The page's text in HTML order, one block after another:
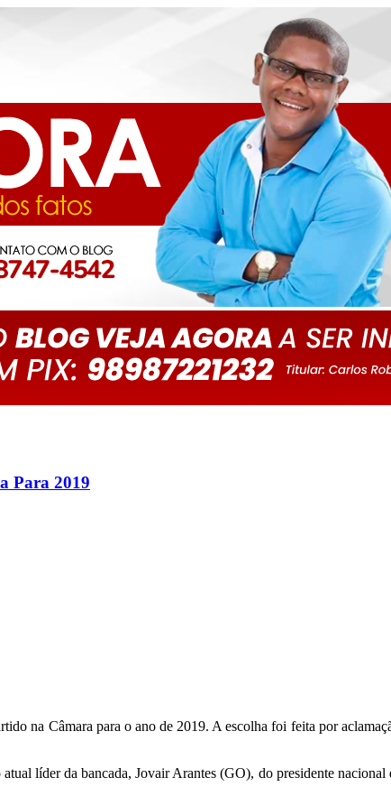
Para 2019
na Câmara para o ano de 2019. A escolha foi feita por
líder da bancada, Jovair Arantes (GO), do presidente